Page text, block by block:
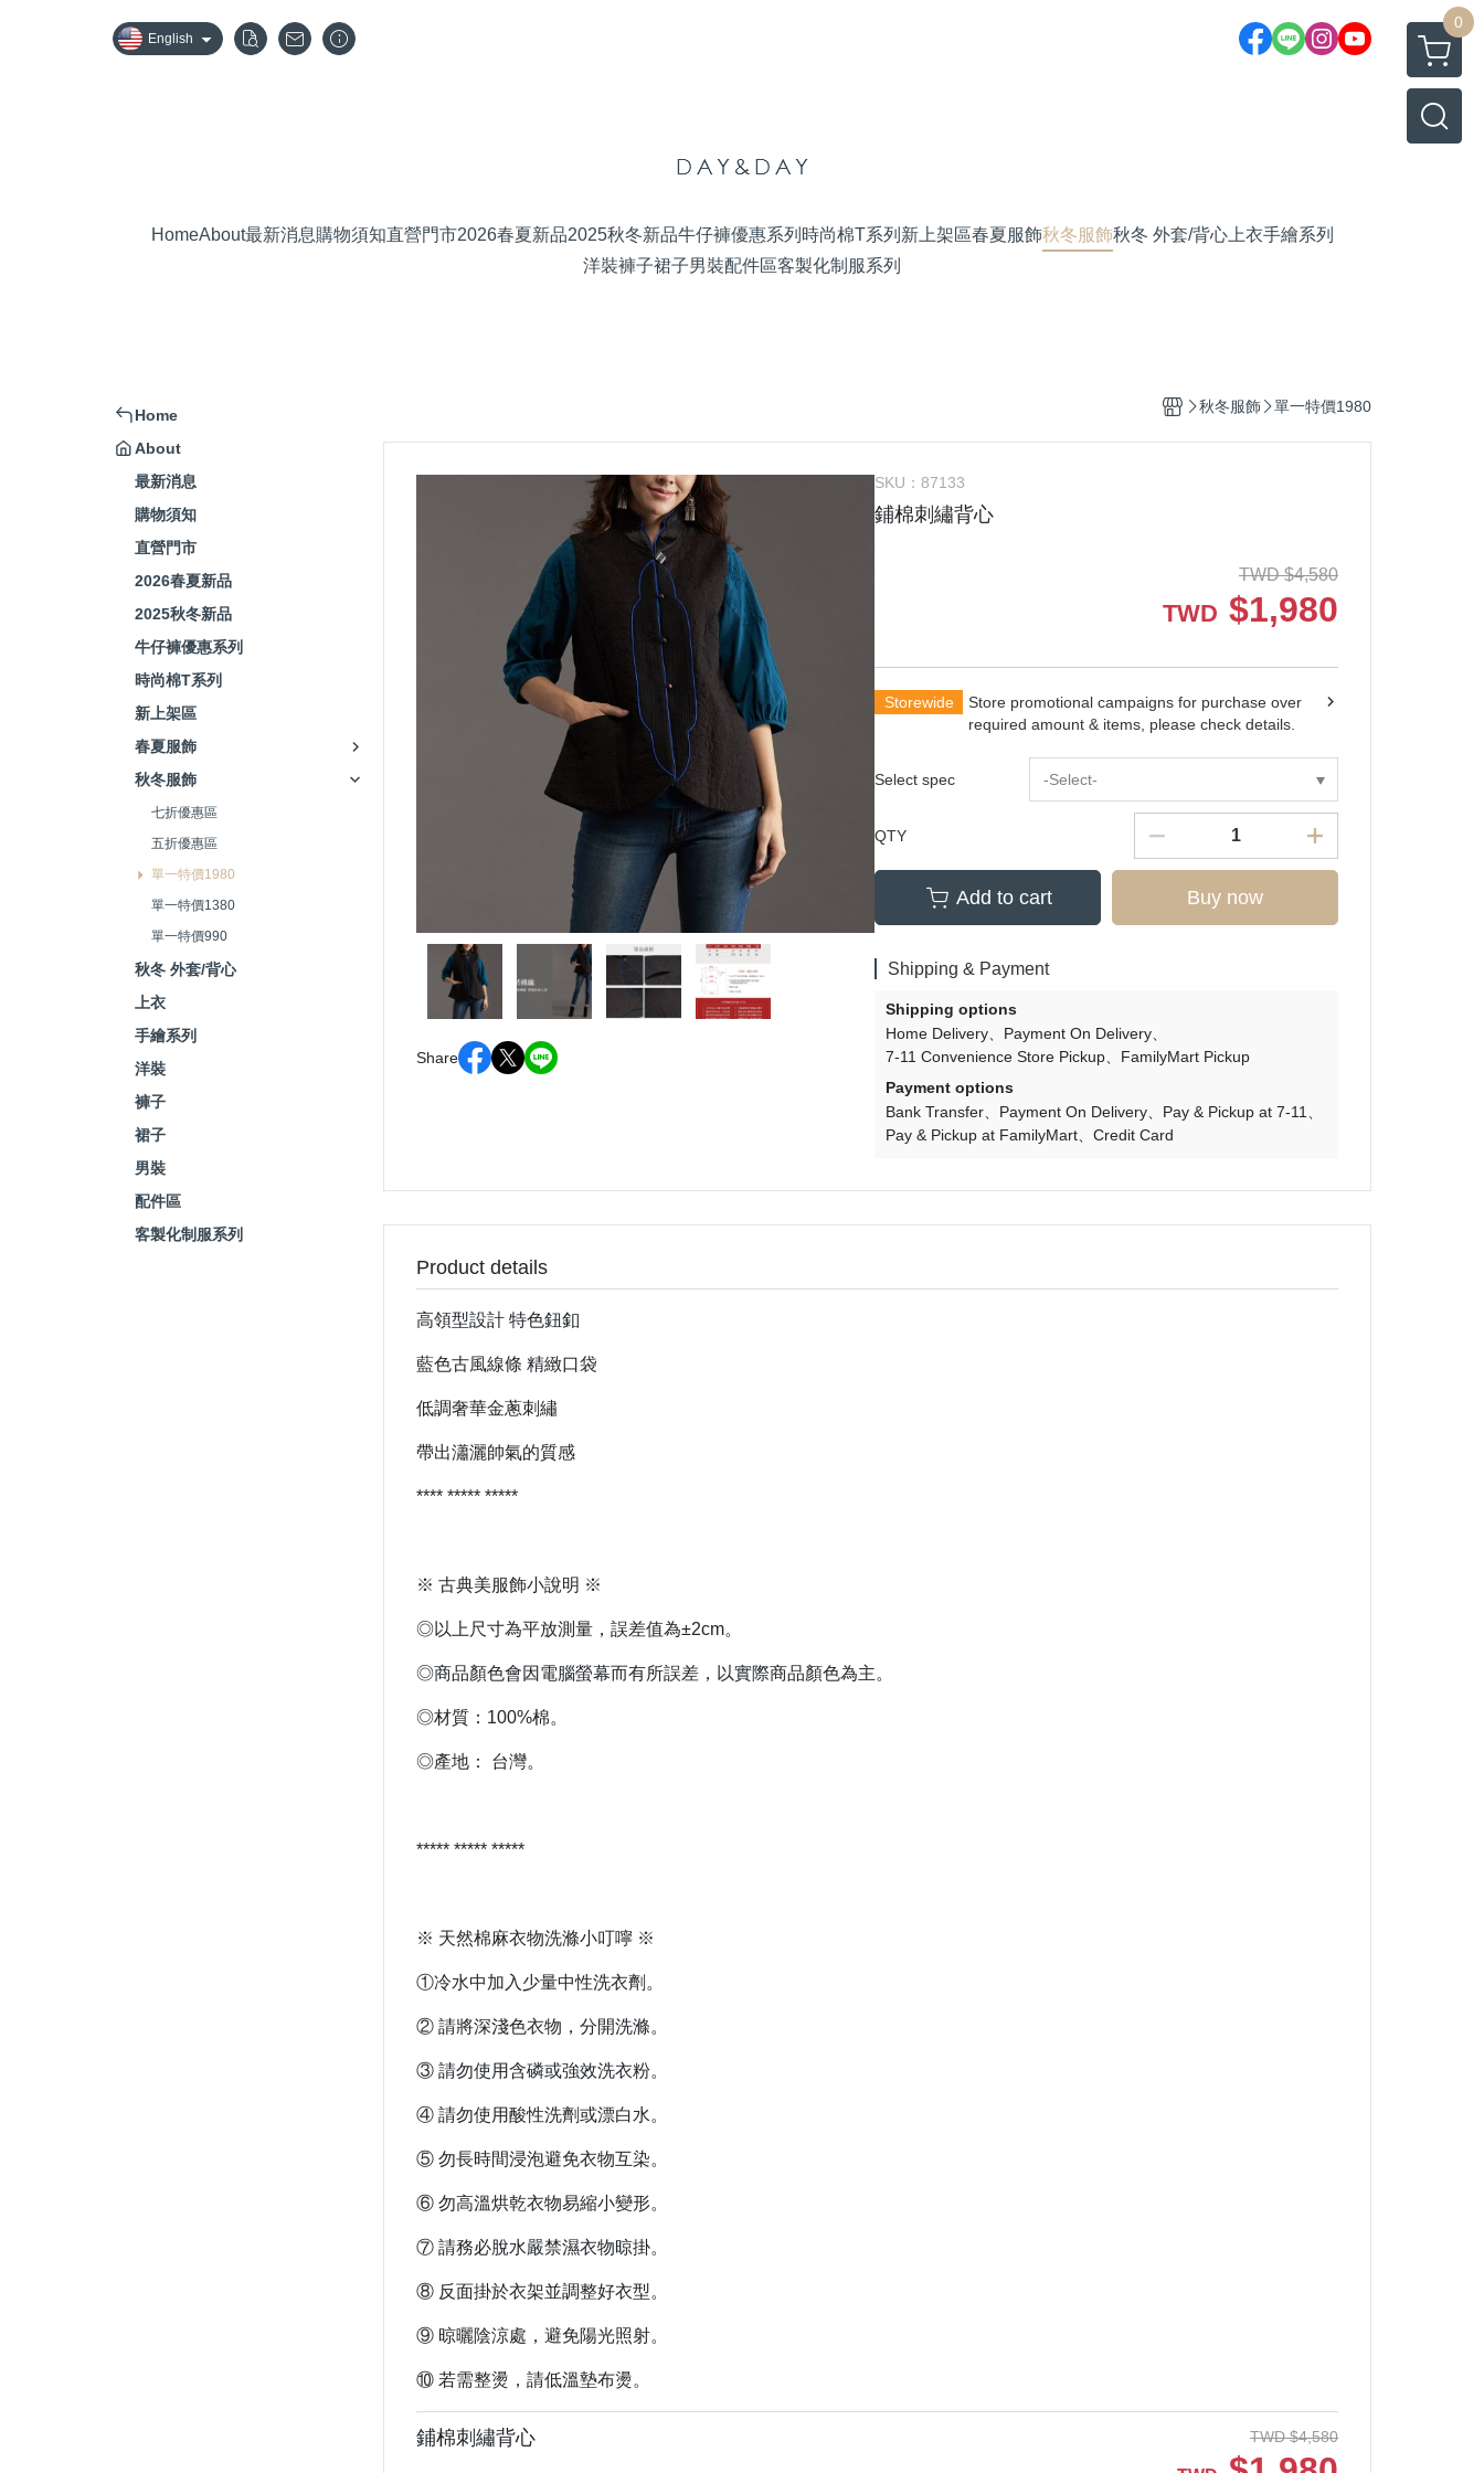
English
0
HomeAbout最新消息購物須知直營門市2026春夏新品2025秋冬新品牛仔褲優惠系列 時尚棉T系列 新上架區春夏服飾秋冬服飾秋冬 外套/背心上衣手繪系列
洋裝褲子裙子男裝配件區客製化制服系列
Home
About
最新消息
購物須知
直營門市
2026春夏新品
2025秋冬新品
牛仔褲優惠系列
時尚棉T系列
新上架區
春夏服飾
秋冬服飾
七折優惠區
五折優惠區
單一特價1980
單一特價1380
單一特價990
秋冬 外套/背心
上衣
手繪系列
洋裝
褲子
裙子
男裝
配件區
客製化制服系列
秋冬服飾 單一特價1980
Share
SKU：87133
鋪棉刺繡背心
TWD $4,580
TWD $1,980
Storewide
Store promotional campaigns for purchase over
required amount & items, please check details.
Select spec -Select-
QTY
Add to cart Buy now
Shipping & Payment
Shipping options
Home Delivery
Payment On Delivery
7-11 Convenience Store Pickup
FamilyMart Pickup
Payment options
Bank Transfer
Payment On Delivery
Pay & Pickup at 7-11
Pay & Pickup at FamilyMart
Credit Card
Product details
高領型設計 特色鈕釦
藍色古風線條 精緻口袋
低調奢華金蔥刺繡
帶出瀟灑帥氣的質感
**** ***** *****
※ 古典美服飾小說明 ※
◎以上尺寸為平放測量，誤差值為±2cm。
◎商品顏色會因電腦螢幕而有所誤差，以實際商品顏色為主。
◎材質：100%棉。
◎產地： 台灣。
***** ***** *****
※ 天然棉麻衣物洗滌小叮嚀 ※
①冷水中加入少量中性洗衣劑。
② 請將深淺色衣物，分開洗滌。
③ 請勿使用含磷或強效洗衣粉。
④ 請勿使用酸性洗劑或漂白水。
⑤ 勿長時間浸泡避免衣物互染。
⑥ 勿高溫烘乾衣物易縮小變形。
⑦ 請務必脫水嚴禁濕衣物晾掛。
⑧ 反面掛於衣架並調整好衣型。
⑨ 晾曬陰涼處，避免陽光照射。
⑩ 若需整燙，請低溫墊布燙。
鋪棉刺繡背心 TWD $4,580